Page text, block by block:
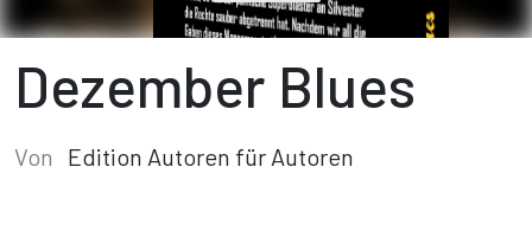
Dezember Blues
Von Edition Autoren für Autoren